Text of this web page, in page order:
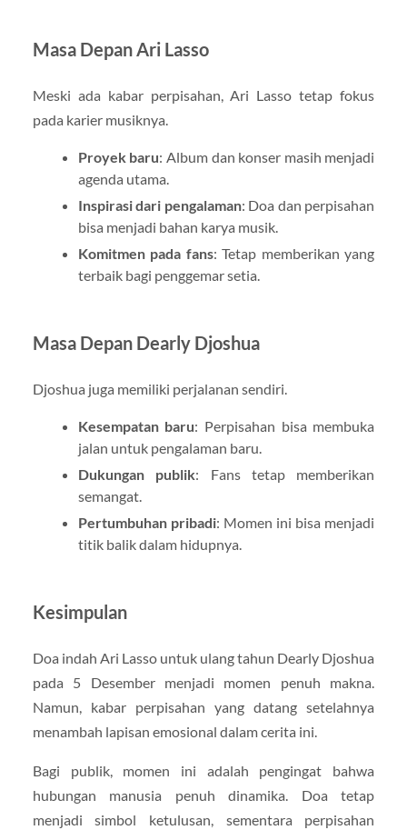
Masa Depan Ari Lasso
Meski ada kabar perpisahan, Ari Lasso tetap fokus
pada karier musiknya.
Proyek baru: Album dan konser masih menjadi
agenda utama.
Inspirasi dari pengalaman: Doa dan perpisahan
bisa menjadi bahan karya musik.
Komitmen pada fans: Tetap memberikan yang
terbaik bagi penggemar setia.
Masa Depan Dearly Djoshua
Djoshua juga memiliki perjalanan sendiri.
Kesempatan baru: Perpisahan bisa membuka
jalan untuk pengalaman baru.
Dukungan publik: Fans tetap memberikan
semangat.
Pertumbuhan pribadi: Momen ini bisa menjadi
titik balik dalam hidupnya.
Kesimpulan
Doa indah Ari Lasso untuk ulang tahun Dearly Djoshua
pada 5 Desember menjadi momen penuh makna.
Namun, kabar perpisahan yang datang setelahnya
menambah lapisan emosional dalam cerita ini.
Bagi publik, momen ini adalah pengingat bahwa
hubungan manusia penuh dinamika. Doa tetap
menjadi simbol ketulusan, sementara perpisahan